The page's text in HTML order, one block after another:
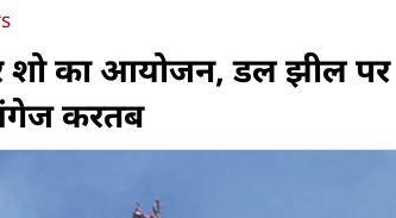
शो का आयोजन, डल झील पर
करतब